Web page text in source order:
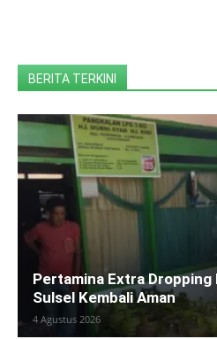
BERITA TERKINI
Pertamina Extra Dropping
Sulsel Kembali Aman
4 Agustus 2026